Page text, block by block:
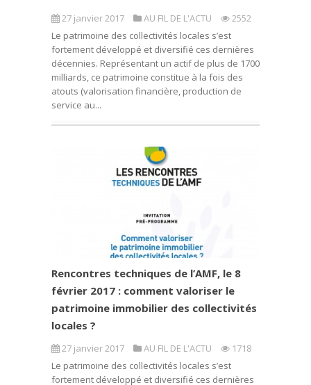
27 janvier 2017 AU FIL DE L'ACTU
2552
Le patrimoine des collectivités locales s’est
fortement développé et diversifié ces dernières
décennies. Représentant un actif de plus de 1700
milliards, ce patrimoine constitue à la fois des
atouts (valorisation financière, production de
service au...
Rencontres techniques de l’AMF, le 8
février 2017 : comment valoriser le
patrimoine immobilier des collectivités
locales ?
27 janvier 2017 AU FIL DE L'ACTU
1718
Le patrimoine des collectivités locales s’est
fortement développé et diversifié ces dernières